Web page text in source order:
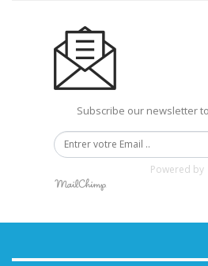
Subscribe our newsletter
Powered by